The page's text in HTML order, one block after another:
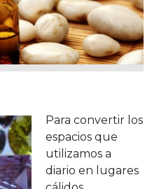
Para convertir los
espacios que
utilizamos a
diario en lugares